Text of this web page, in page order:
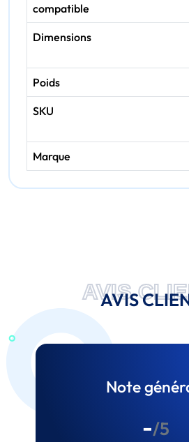
compatible
Dimensions
Poids
SKU
Marque
AVIS
AVIS
Note
-/5